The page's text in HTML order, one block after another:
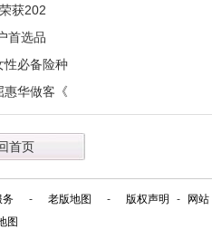
获202
首选品
性必备险种
惠华做客《
首页
务 - 老版地图 - 版权声明 -
网站
图